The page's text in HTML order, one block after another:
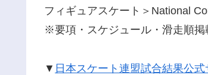
フィギュアスケート＞National
※要項・スケジュール・滑走順掲
▼ 日本スケート連盟試合結果公